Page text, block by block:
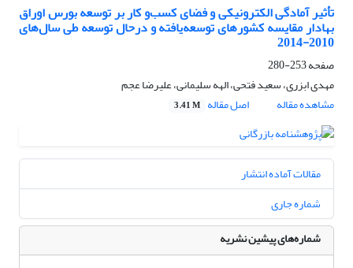
تأثیر آمادگی الکترونیکی و فضای کسب‌و کار بر توسعه بورس اوراق
بهادار مقایسه کشورهای توسعه‌یافته و درحال توسعه طی سال‌های
2010-2014
صفحه253-280
مهدی ابزری، سعید فتحی، الهه سلیمانی، علیرضا عجم
مشاهده مقاله
اصل مقاله 3.41 M
مقالات آماده انتشار
شماره جاری
شماره‌های پیشین نشریه